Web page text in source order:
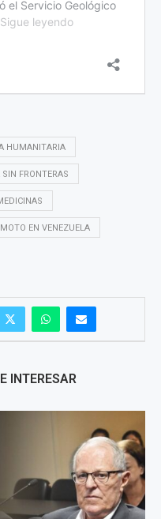
HUMANITARIA
FRONTERAS
EN VENEZUELA
INTERESAR